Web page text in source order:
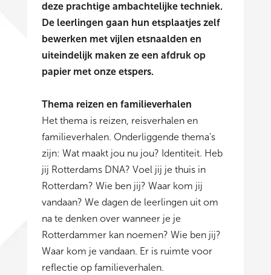
deze prachtige ambachtelijke techniek.
De leerlingen gaan hun etsplaatjes zelf
bewerken met vijlen etsnaalden en
uiteindelijk maken ze een afdruk op
papier met onze etspers.
Thema reizen en familieverhalen
Het thema is reizen, reisverhalen en
familieverhalen. Onderliggende thema's
zijn: Wat maakt jou nu jou? Identiteit. Heb
jij Rotterdams DNA? Voel jij je thuis in
Rotterdam? Wie ben jij? Waar kom jij
vandaan? We dagen de leerlingen uit om
na te denken over wanneer je je
Rotterdammer kan noemen? Wie ben jij?
Waar kom je vandaan. Er is ruimte voor
reflectie op familieverhalen.